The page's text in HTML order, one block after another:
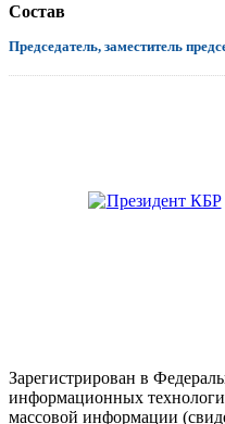
Состав
Председатель, заместитель
Зарегистрирован в
информационных
массовой информации